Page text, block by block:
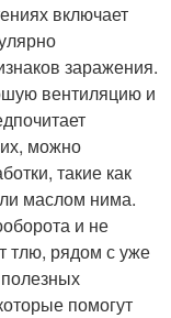
включает
заражения.
вентиляцию и
можно
такие как
маслом нима.
и не
тлю, рядом с уже
помогут